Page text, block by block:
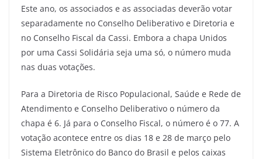
Este ano, os associados e as associadas deverão votar
separadamente no Conselho Deliberativo e Diretoria e
no Conselho Fiscal da Cassi. Embora a chapa Unidos
por uma Cassi Solidária seja uma só, o número muda
nas duas votações.
Para a Diretoria de Risco Populacional, Saúde e Rede de
Atendimento e Conselho Deliberativo o número da
chapa é 6. Já para o Conselho Fiscal, o número é o 77. A
votação acontece entre os dias 18 e 28 de março pelo
Sistema Eletrônico do Banco do Brasil e pelos caixas